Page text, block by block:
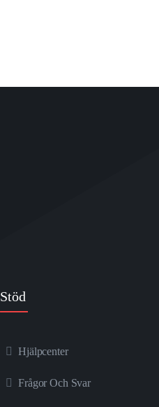
Stöd
Hjälpcenter
Frågor Och Svar